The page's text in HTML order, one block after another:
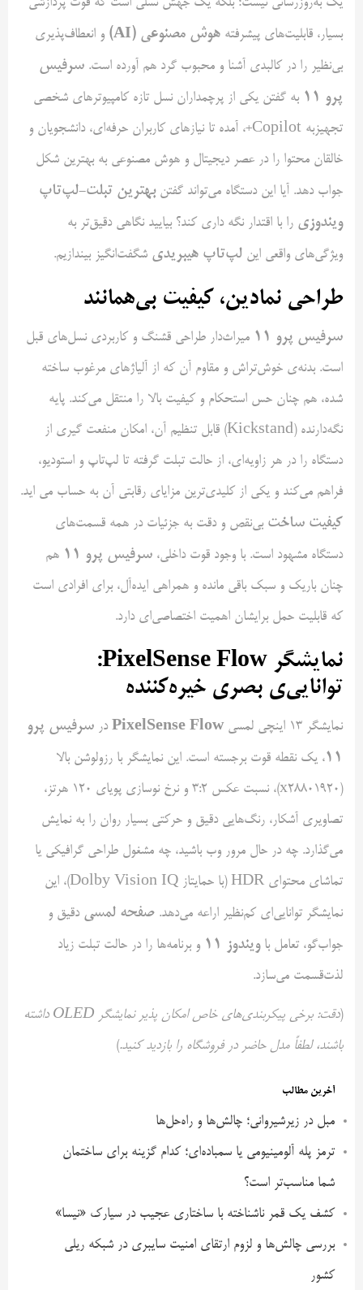
یک به‌روزرسانی نیست؛ بلکه یک جهش نسلی است که قوت پردازشی
بسیار، قابلیت‌های پیشرفته هوش مصنوعی (AI
) و انعطاف‌پذیری
بی‌نظیر را در کالبدی آشنا و محبوب گرد هم آورده است. سرفیس
پرو ۱۱ به گفتن یکی از پرچمداران نسل تازه کامپیوترهای شخصی
تجهیزبه Copilot+، آمده تا نیازهای کاربران حرفه‌ای، دانشجویان و
خالقان محتوا را در عصر دیجیتال و هوش مصنوعی به بهترین شکل
جواب دهد. آیا این دستگاه می‌تواند گفتنبهترین تبلت-لپ‌تاپ
ویندوزی را با اقتدار نگه داری کند؟ بیایید نگاهی دقیق‌تر به
ویژگی‌های واقعی این لپ‌تاپ هیبریدی شگفت‌انگیز بیندازیم.
طراحی نمادین، کیفیت بی‌همانند
سرفیس پرو ۱۱ میراث‌دار طراحی قشنگ و کاربردی نسل‌های قبل
است. بدنه‌ی خوش‌تراش و مقاوم آن که از آلیاژهای مرغوب ساخته
شده، هم چنان حس استحکام و کیفیت بالا را منتقل می‌کند. پایه
نگه‌دارنده (Kickstand) قابل تنظیم آن، امکان منفعت گیری از
دستگاه را در هر زاویه‌ای، از حالت تبلت گرفته تا لپ‌تاپ و استودیو،
فراهم می‌کند و یکی از کلیدی‌ترین مزایای رقابتی آن به حساب می اید.
کیفیت ساخت بی‌نقص و دقت به جزئیات در همه قسمت‌های
دستگاه مشهود است. با وجود قوت داخلی، سرفیس پرو ۱۱ هم
چنان باریک و سبک باقی مانده و همراهی ایده‌آل، برای افرادی است
که قابلیت حمل برایشان اهمیت اختصاصی‌ای دارد.
نمایشگر PixelSense Flow
:
توانایی‌ی بصری خیره‌کننده
نمایشگر ۱۳ اینچی لمسی PixelSense Flow در سرفیس پرو
۱۱، یک نقطه قوت برجسته است. این نمایشگر با رزولوشن بالا
(x28801920)، نسبت عکس ۳:۲ و نرخ نوسازی پویای ۱۲۰ هرتز،
تصاویری آشکار، رنگ‌هایی دقیق و حرکتی بسیار روان را به نمایش
می‌گذارد. چه در حال مرور وب باشید، چه مشغول طراحی گرافیکی یا
تماشای محتوای HDR (با حمایتاز Dolby Vision IQ)، این
نمایشگر توانایی‌ای کم‌نظیر اراعه می‌دهد. صفحه لمسی دقیق و
جواب‌گو، تعامل باویندوز ۱۱ و برنامه‌ها را در حالت تبلت زیاد
لذت‌قسمت می‌سازد.
(دقت: برخی پیکربندی‌های خاص امکان پذیر نمایشگر OLED داشته
باشند، لطفاً مدل حاضر در فروشگاه را بازدید کنید.)
آخرین مطالب
مبل در زیرشیروانی؛ چالش‌ها و راه‌حل‌ها
ترمز پله آلومینیومی یا سمباده‌ای؛ کدام گزینه برای ساختمان
شما مناسب‌تر است؟
کشف یک قمر ناشناخته با ساختاری عجیب در سیارک «نیسا»
بررسی چالش‌ها و لزوم ارتقای امنیت سایبری در شبکه ریلی
کشور